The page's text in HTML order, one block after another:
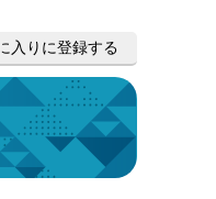
入りに登録する